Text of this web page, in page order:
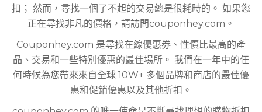
扣； 然而，尋找一個了不起的交易總是很耗時的。 如果您
正在尋找非凡的價格，請訪問couponhey.com。
Couponhey.com 是尋找在線優惠券、性價比最高的產
品、交易和一些特別優惠的最佳場所。 我們在一年中的任
何時候為您帶來來自全球 10W+ 多個品牌和商店的最佳優
惠和促銷優惠以及其他折扣。